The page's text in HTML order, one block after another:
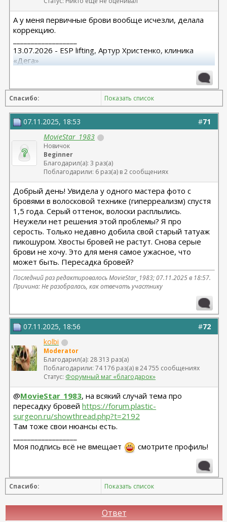
А у меня первичные брови вообще исчезли, делала
коррекцию.
13.07.2026 - ESP lifting, Артур Христенко, клиника
«Дега»
15.10.25 Редукция с подтяжкой Варельджан С.Э.
Спасибо: Показать список
#71
07.11.2025, 18:53
MovieStar_1983
Новичок
Beginner
Благодарил(а): 3 раз(а)
Поблагодарили: 6 раз(а) в 2 сообщениях
Добрый день! Увидела у одного мастера фото с
бровями в волосковой технике (гиперреализм) спустя
1,5 года. Серый оттенок, волоски расплылись.
Неужели нет решения этой проблемы? Я про
серость. Только недавно добила свой старый татуаж
пикошуром. Хвосты бровей не растут. Снова серые
брови не хочу. Это для меня самое ужасное, что
может быть. Пересадка бровей?
Последний раз редактировалось MovieStar_1983; 07.11.2025 в 18:57.
Причина: Не разобралась, как отвечать участнику
#72
07.11.2025, 18:56
kolbi
Moderator
Благодарил(а): 28 313 раз(а)
Поблагодарили: 74 176 раз(а) в 24 755 сообщениях
Статус: Форумный маг «благодарок»
@MovieStar_1983, на всякий случай тема про
пересадку бровейhttps://forum.plastic-
surgeon.ru/showthread.php?t=2192
Там тоже свои нюансы есть.
Моя подпись всё не вмещает
смотрите профиль!
Спасибо: Показать список
Ответ